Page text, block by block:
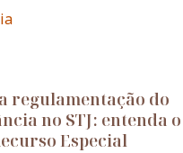
regulamentação do
no STJ: entenda o
Especial